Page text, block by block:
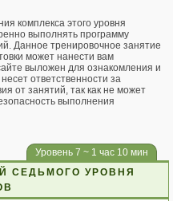
комплекса этого уровня
выполнять программу
Данное тренировочное занятие
может нанести вам
выложен для ознакомления и
ответственности за
от занятий, так как не может
выполнения
Уровень 7 ~ 1 час 10 мин
СЕДЬМОГО УРОВНЯ